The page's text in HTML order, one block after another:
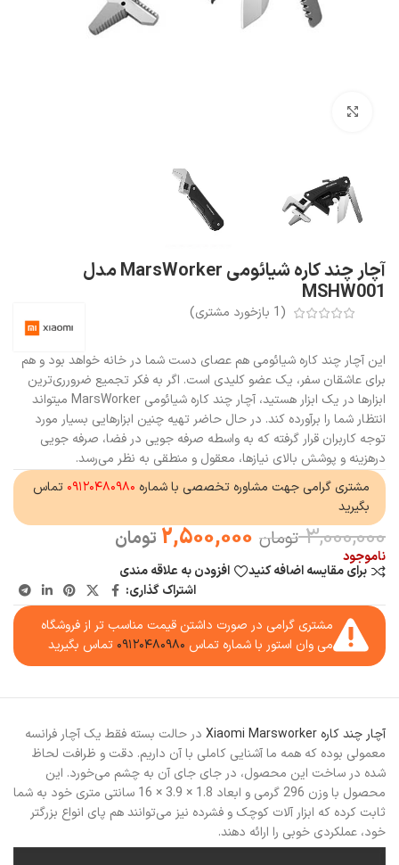
آچار چند کاره شیائومی MarsWorker مدل
MSHW001
(
1 بازخورد مشتری)
این آچار چند کاره شیائومی هم عصای دست شما در خانه خواهد بود و هم
برای عاشقان سفر، یک عضو کلیدی است. اگر به فکر تجمیع ضرورری‌ترین
ابزارها در یک ابزار هستید، آچار چند کاره شیائومی MarsWorker میتواند
انتظار شما را برآورده کند. در حال حاضر تهیه چنین ابزارهایی بسیار مورد
توجه کاربران قرار گرفته که به واسطه صرفه جویی در فضا، صرفه جویی
درهزینه و پوشش بالای نیازها، معقول و منطقی به نظر می‌رسد.
مشتری گرامی جهت مشاوره تخصصی با شماره ۰۹۱۲۰۴۸۰۹۸۰ تماس
بگیرید
3,000,000 تومان 2,500,000 تومان
ناموجود
برای مقایسه اضافه کنید
افزودن به علاقه مندی
اشتراک گذاری:
مشتری گرامی در صورت داشتن قیمت مناسب تر از فروشگاه
می وان استور با شماره تماس ۰۹۱۲۰۴۸۰۹۸۰ تماس بگیرید
آچار چند کاره Xiaomi Marsworker
در حالت بسته فقط یک آچار فرانسه
معمولی بوده که همه ما آشنایی کاملی با آن داریم. دقت و ظرافت لحاظ
شده در ساخت این محصول، در جای جای آن به چشم می‌خورد. این
محصول با وزن 296 گرمی و ابعاد 1.8 × 3.9 × 16 سانتی متری خود به شما
ثابت کرده که ابزار آلات کوچک و فشرده نیز می‌توانند هم پای انواع بزرگتر
خود، عملکردی خوبی را ارائه دهند.